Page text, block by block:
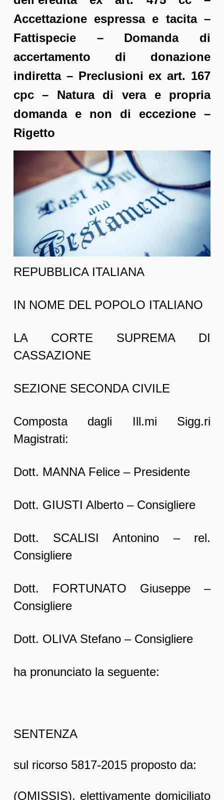
Accettazione espressa e tacita –
Fattispecie – Domanda di
accertamento di donazione
indiretta – Preclusioni ex art. 167
cpc – Natura di vera e propria
domanda e non di eccezione –
Rigetto
REPUBBLICA ITALIANA
IN NOME DEL POPOLO ITALIANO
LA CORTE SUPREMA DI
CASSAZIONE
SEZIONE SECONDA CIVILE
Composta dagli Ill.mi Sigg.ri
Magistrati:
Dott. MANNA Felice – Presidente
Dott. GIUSTI Alberto – Consigliere
Dott. SCALISI Antonino – rel.
Consigliere
Dott. FORTUNATO Giuseppe –
Consigliere
Dott. OLIVA Stefano – Consigliere
ha pronunciato la seguente:
SENTENZA
sul ricorso 5817-2015 proposto da:
(OMISSIS), elettivamente domiciliato